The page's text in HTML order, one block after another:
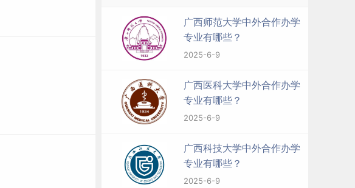
广西师范大学中外合作办学
专业有哪些？
2025-6-9
广西医科大学中外合作办学
专业有哪些？
2025-6-9
广西科技大学中外合作办学
专业有哪些？
2025-6-9